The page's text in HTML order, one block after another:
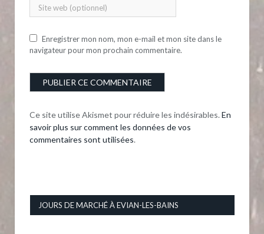
Enregistrer mon nom, mon e-mail et mon site dans le
navigateur pour mon prochain commentaire.
Ce site utilise Akismet pour réduire les indésirables. En
savoir plus sur comment les données de vos
commentaires sont utilisées.
JOURS DE MARCHÉ À EVIAN-LES-BAINS